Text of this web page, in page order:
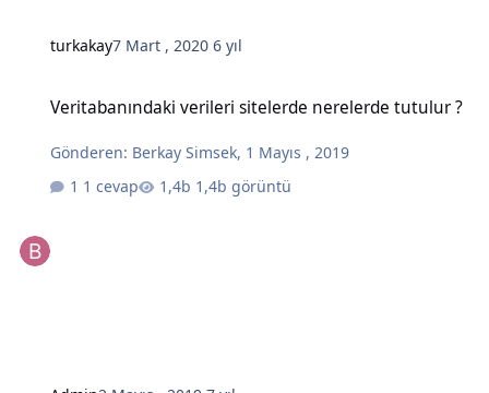
turkakay7 Mart , 20206 yıl
Veritabanındaki verileri sitelerde nerelerde tutulur ?
Gönderen: Berkay Simsek, 1 Mayıs , 2019
1 cevap
1,4b görüntü